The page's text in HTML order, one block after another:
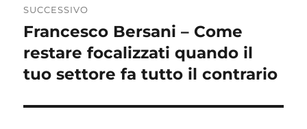
SUCCESSIVO
Articolo
successivo:
Francesco Bersani – Come
restare focalizzati quando il
tuo settore fa tutto il contrario